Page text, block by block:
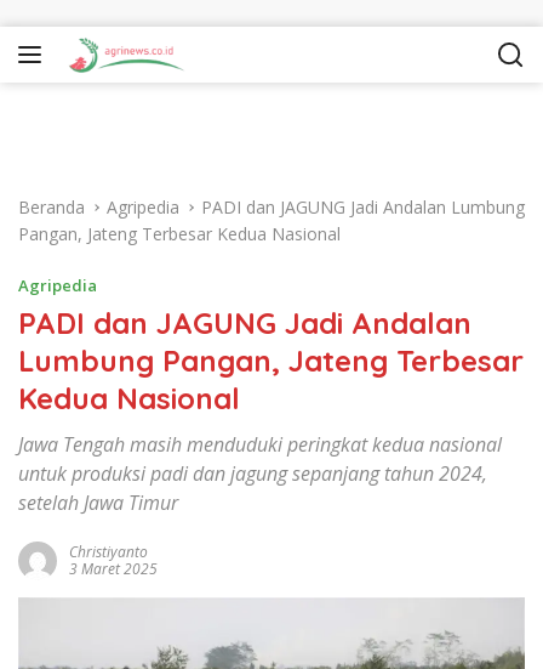
Beranda Agripedia
PADI dan JAGUNG Jadi Andalan Lumbung
Pangan, Jateng Terbesar Kedua Nasional
Agripedia
PADI dan JAGUNG Jadi Andalan
Lumbung Pangan, Jateng Terbesar
Kedua Nasional
Jawa Tengah masih menduduki peringkat kedua nasional
untuk produksi padi dan jagung sepanjang tahun 2024,
setelah Jawa Timur
Christiyanto
3 Maret 2025